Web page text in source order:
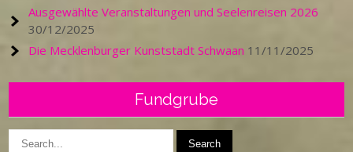
Ausgewählte Veranstaltungen und Seelenreisen 2026
30/12/2025
Die Mecklenburger Kunststadt Schwaan 11/11/2025
Fundgrube